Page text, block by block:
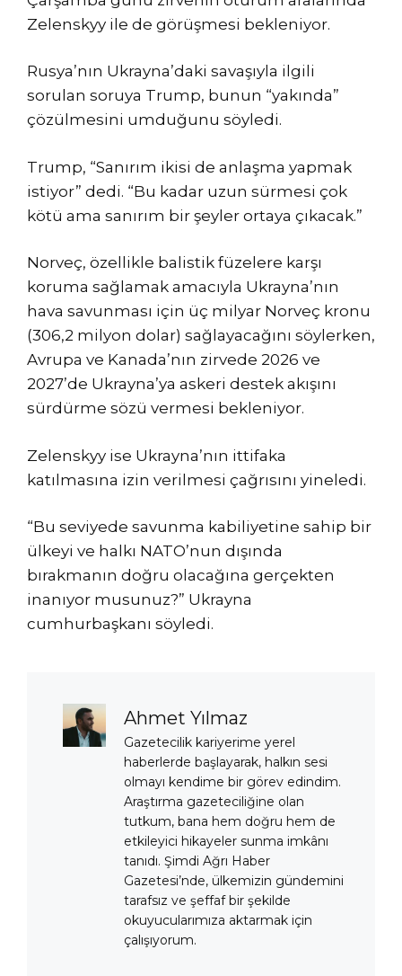
Zelenskyy ile de görüşmesi bekleniyor.
Rusya’nın Ukrayna’daki savaşıyla ilgili
sorulan soruya Trump, bunun “yakında”
çözülmesini umduğunu söyledi.
Trump, “Sanırım ikisi de anlaşma yapmak
istiyor” dedi. “Bu kadar uzun sürmesi çok
kötü ama sanırım bir şeyler ortaya çıkacak.”
Norveç, özellikle balistik füzelere karşı
koruma sağlamak amacıyla Ukrayna’nın
hava savunması için üç milyar Norveç kronu
(306,2 milyon dolar) sağlayacağını söylerken,
Avrupa ve Kanada’nın zirvede 2026 ve
2027’de Ukrayna’ya askeri destek akışını
sürdürme sözü vermesi bekleniyor.
Zelenskyy ise Ukrayna’nın ittifaka
katılmasına izin verilmesi çağrısını yineledi.
“Bu seviyede savunma kabiliyetine sahip bir
ülkeyi ve halkı NATO’nun dışında
bırakmanın doğru olacağına gerçekten
inanıyor musunuz?” Ukrayna
cumhurbaşkanı söyledi.
Ahmet Yılmaz
Gazetecilik kariyerime yerel
haberlerde başlayarak, halkın sesi
olmayı kendime bir görev edindim.
Araştırma gazeteciliğine olan
tutkum, bana hem doğru hem de
etkileyici hikayeler sunma imkânı
tanıdı. Şimdi Ağrı Haber
Gazetesi’nde, ülkemizin gündemini
tarafsız ve şeffaf bir şekilde
okuyucularımıza aktarmak için
çalışıyorum.